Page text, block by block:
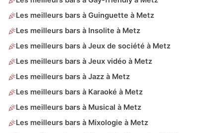
Les meilleurs bars à Guinguette à Metz
Les meilleurs bars à Insolite à Metz
Les meilleurs bars à Jeux de société à Metz
Les meilleurs bars à Jeux vidéo à Metz
Les meilleurs bars à Jazz à Metz
Les meilleurs bars à Karaoké à Metz
Les meilleurs bars à Musical à Metz
Les meilleurs bars à Mixologie à Metz